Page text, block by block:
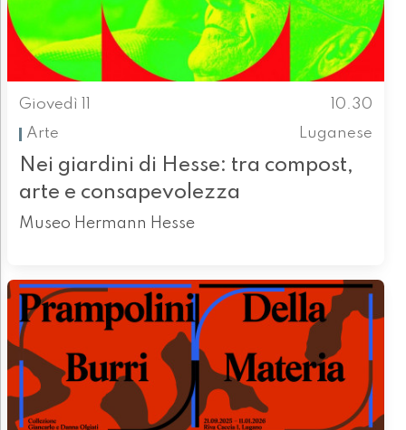
Giovedì 11
10.30
Arte
Luganese
Nei giardini di Hesse: tra compost,
arte e consapevolezza
Museo Hermann Hesse